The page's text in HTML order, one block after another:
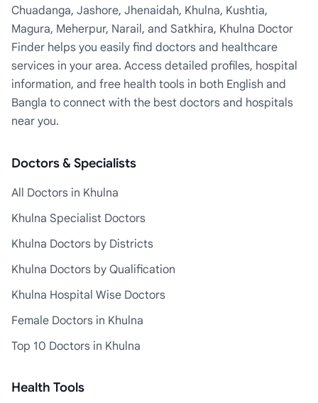
Chuadanga, Jashore, Jhenaidah, Khulna, Kushtia,
Magura, Meherpur, Narail, and Satkhira, Khulna Doctor
Finder helps you easily find doctors and healthcare
services in your area. Access detailed profiles, hospital
information, and free health tools in both English and
Bangla to connect with the best doctors and hospitals
near you.
Doctors & Specialists
All Doctors in Khulna
Khulna Specialist Doctors
Khulna Doctors by Districts
Khulna Doctors by Qualification
Khulna Hospital Wise Doctors
Female Doctors in Khulna
Top 10 Doctors in Khulna
Health Tools